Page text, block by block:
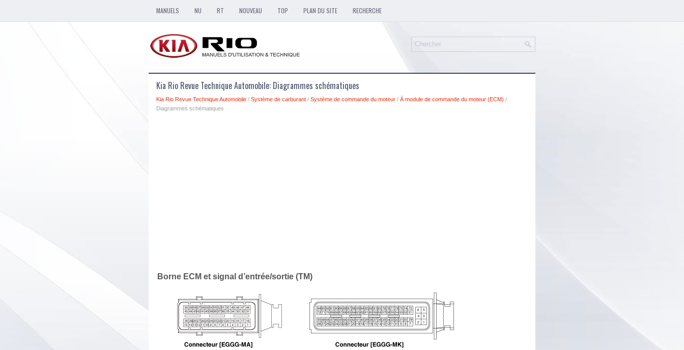
MANUELS NU RT NOUVEAU TOP PLAN DU SITE RECHERCHE
Kia Rio Revue Technique Automobile: Diagrammes schématiques
Kia Rio Revue Technique Automobile / Système de carburant / Système de commande du moteur / À module de commande du moteur (ECM) /
Diagrammes schématiques
Borne ECM et signal d’entrée/sortie (TM)